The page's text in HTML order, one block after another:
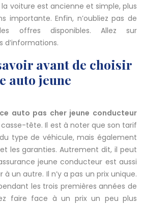
voiture est ancienne et simple, plus
importante. Enfin, n’oubliez pas de
offres disponibles. Allez sur
d’informations.
avant de choisir
auto jeune
auto pas cher jeune conducteur
tête. Il est à noter que son tarif
type de véhicule, mais également
les garanties. Autrement dit, il peut
jeune conducteur est aussi
un autre. Il n’y a pas un prix unique.
les trois premières années de
faire face à un prix un peu plus